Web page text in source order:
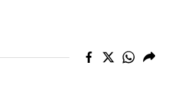
Kahramanmaraş